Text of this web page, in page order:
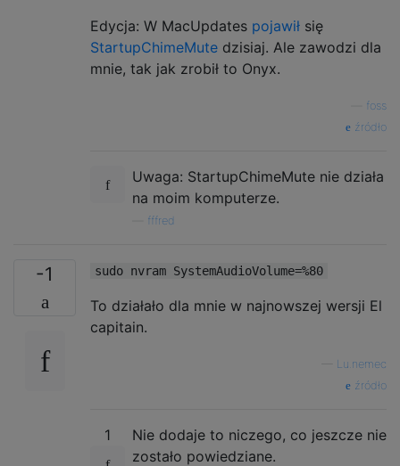
Edycja: W MacUpdates pojawił się
StartupChimeMute dzisiaj. Ale zawodzi dla
mnie, tak jak zrobił to Onyx.
foss
źródło
Uwaga: StartupChimeMute nie działa
na moim komputerze.
fffred
-1 sudo nvram SystemAudioVolume=%80
To działało dla mnie w najnowszej wersji El
capitain.
Lu.nemec
źródło
1
Nie dodaje to niczego, co jeszcze nie
zostało powiedziane.